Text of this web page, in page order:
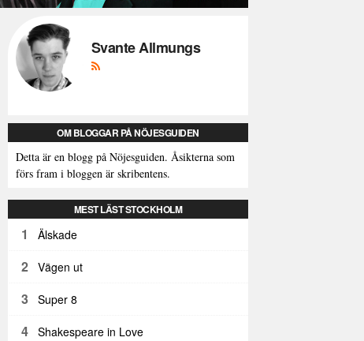
Svante Allmungs
OM BLOGGAR PÅ NÖJESGUIDEN
Detta är en blogg på Nöjesguiden. Åsikterna som
förs fram i bloggen är skribentens.
MEST LÄST STOCKHOLM
1 Älskade
2 Vägen ut
3 Super 8
4 Shakespeare in Love